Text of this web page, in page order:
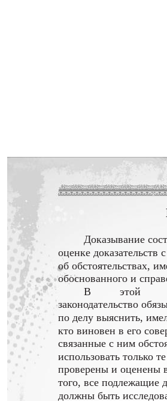
Доказывание
оценке доказательств
об обстоятельствах,
обоснованного и
В
этой
законодательство
по делу выяснить,
кто виновен в его
связанные с ним
использовать только
проверены и оценены
того, все подлежащие
должны быть